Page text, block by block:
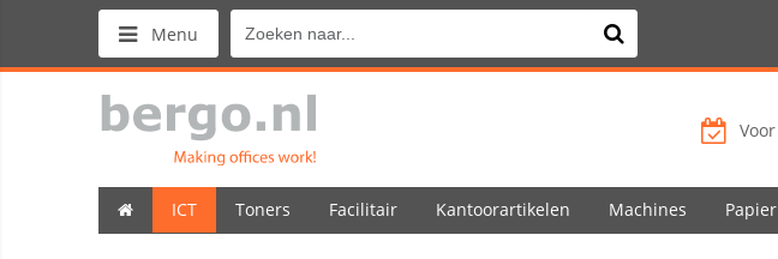
Menu
Voor
ICT Toners Facilitair Kantoorartikelen Machines Papier